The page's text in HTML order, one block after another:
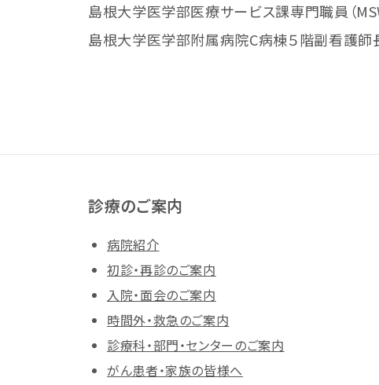
島根大学医学部医療サービス課専門職員（
島根大学医学部附属病院C病棟５階副看護
診療のご案内
病院紹介
初診・再診のご案内
入院・面会のご案内
時間外・救急のご案内
診療科・部門・センターのご案内
がん患者・家族の皆様へ